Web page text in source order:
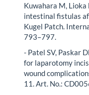
Kuwahara M,
intestinal fistulas
Kugel Patch.
793–797.
- Patel SV, Paskar
for laparotomy
wound
11. Art. No.: